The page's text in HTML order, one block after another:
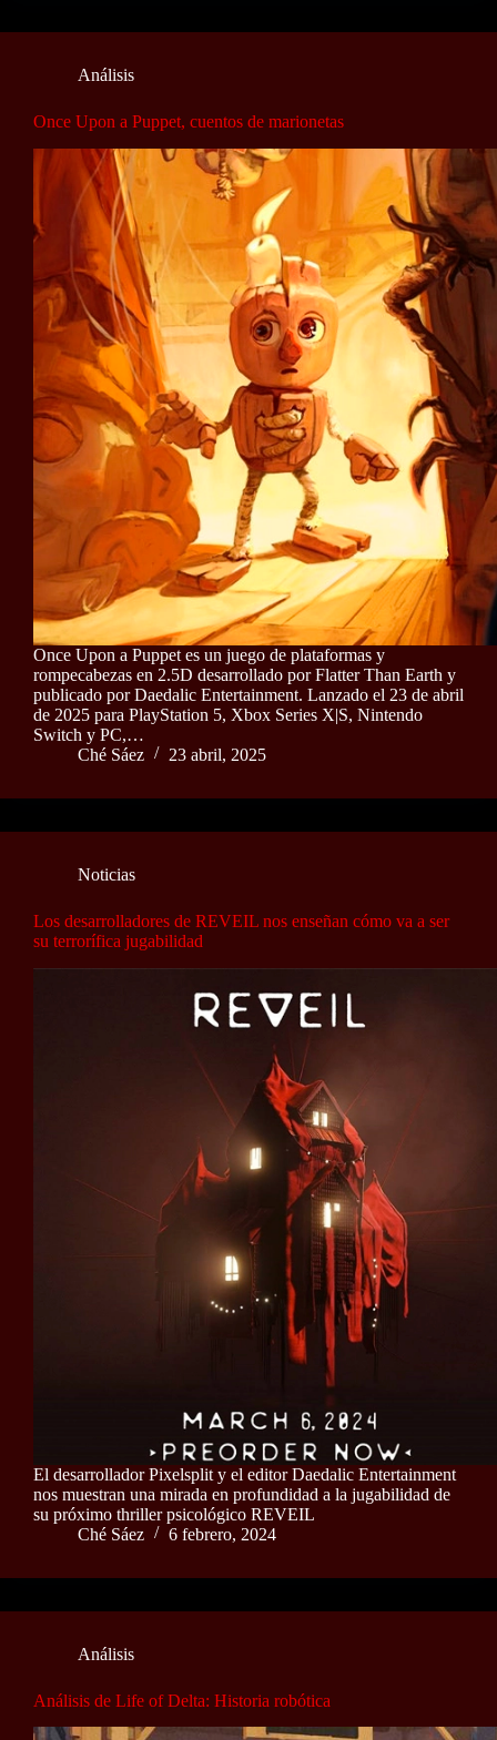
Análisis
Once Upon a Puppet, cuentos de marionetas
Once Upon a Puppet es un juego de plataformas y
rompecabezas en 2.5D desarrollado por Flatter Than Earth y
publicado por Daedalic Entertainment. Lanzado el 23 de abril
de 2025 para PlayStation 5, Xbox Series X|S, Nintendo
Switch y PC,…
Ché Sáez
23 abril, 2025
Noticias
Los desarrolladores de REVEIL nos enseñan cómo va a ser
su terrorífica jugabilidad
El desarrollador Pixelsplit y el editor Daedalic Entertainment
nos muestran una mirada en profundidad a la jugabilidad de
su próximo thriller psicológico REVEIL
Ché Sáez
6 febrero, 2024
Análisis
Análisis de Life of Delta: Historia robótica